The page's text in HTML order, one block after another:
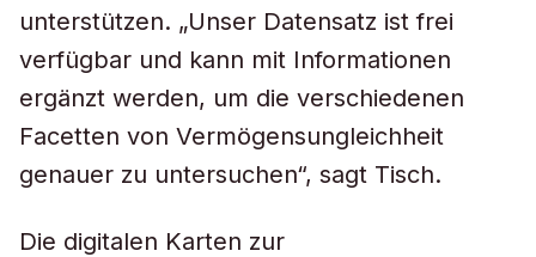
unterstützen. „Unser Datensatz ist frei
verfügbar und kann mit Informationen
ergänzt werden, um die verschiedenen
Facetten von Vermögensungleichheit
genauer zu untersuchen“, sagt Tisch.
Die digitalen Karten zur